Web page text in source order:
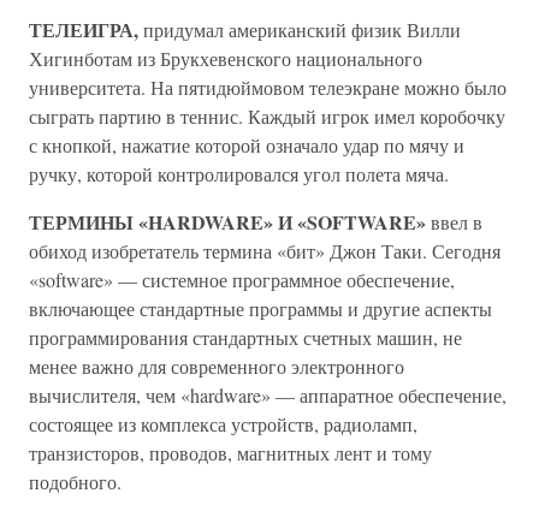
ТЕЛЕИГРА,придумал американский физик Вилли
Хигинботам из Брукхевенского национального
университета. На пятидюймовом телеэкране можно было
сыграть партию в теннис. Каждый игрок имел коробочку
с кнопкой, нажатие которой означало удар по мячу и
ручку, которой контролировался угол полета мяча.
ТЕРМИНЫ «HARDWARE» И «SOFTWARE»ввел в
обиход изобретатель термина «бит» Джон Таки. Сегодня
«software» — системное программное обеспечение,
включающее стандартные программы и другие аспекты
программирования стандартных счетных машин, не
менее важно для современного электронного
вычислителя, чем «hardware» — аппаратное обеспечение,
состоящее из комплекса устройств, радиоламп,
транзисторов, проводов, магнитных лент и тому
подобного.